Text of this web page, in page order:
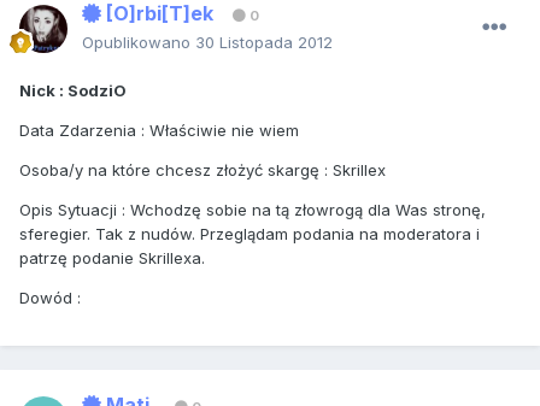
[O]rbi[T]ek 0
Opublikowano 30 Listopada 2012
Nick : SodziO
Data Zdarzenia : Właściwie nie wiem
Osoba/y na które chcesz złożyć skargę : Skrillex
Opis Sytuacji : Wchodzę sobie na tą złowrogą dla Was stronę,
sferegier. Tak z nudów. Przeglądam podania na moderatora i
patrzę podanie Skrillexa.
Dowód :